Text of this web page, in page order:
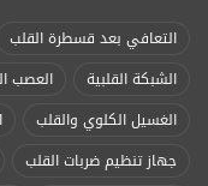
التعافي بعد قسطرة القلب
الشبكة القلبية
العصب
الغسيل الكلوي والقلب
جهاز تنظيم ضربات القلب